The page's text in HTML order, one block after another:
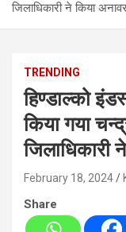
जिलाधिकारी ने किया
TRENDING
हिण्डाल्को
किया गया
जिलाधिकारी
February 18, 2024
Share